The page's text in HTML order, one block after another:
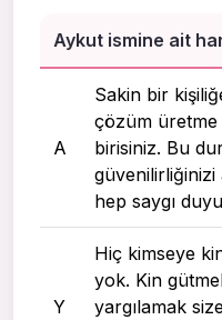
Aykut ismine ait
A
Sakin bir
çözüm
birisiniz. Bu
güvenilirliğinizi
hep saygı
Y
Hiç kimseye
yok. Kin
yargılamak